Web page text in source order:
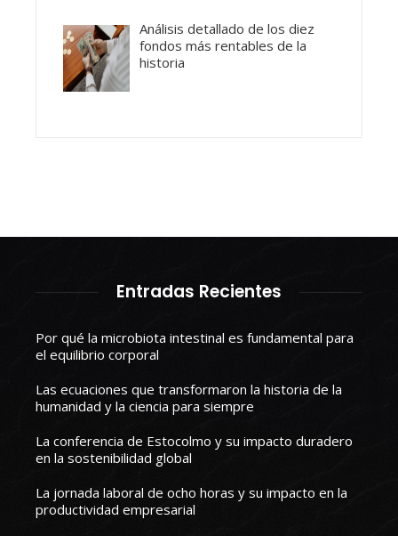
Análisis detallado de los diez
fondos más rentables de la
historia
Entradas Recientes
Por qué la microbiota intestinal es fundamental para
el equilibrio corporal
Las ecuaciones que transformaron la historia de la
humanidad y la ciencia para siempre
La conferencia de Estocolmo y su impacto duradero
en la sostenibilidad global
La jornada laboral de ocho horas y su impacto en la
productividad empresarial